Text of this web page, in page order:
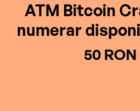
ATM Bitcoin
numerar
50 RON